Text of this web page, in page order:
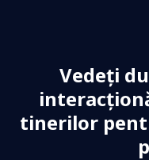
Vedeți
tinerilor